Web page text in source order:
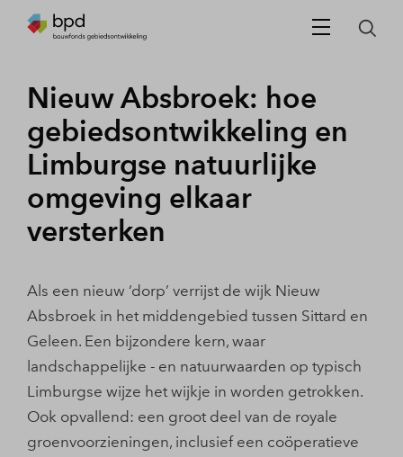
Nieuw Absbroek: hoe
gebiedsontwikkeling en
Limburgse natuurlijke
omgeving elkaar
versterken
Als een nieuw ‘dorp’ verrijst de wijk Nieuw
Absbroek in het middengebied tussen Sittard en
Geleen. Een bijzondere kern, waar
landschappelijke - en natuurwaarden op typisch
Limburgse wijze het wijkje in worden getrokken.
Ook opvallend: een groot deel van de royale
groenvoorzieningen, inclusief een coöperatieve